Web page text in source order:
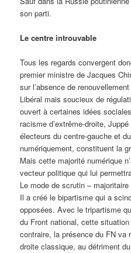
son parti.
Le centre introuvable
Tous les regards convergent
premier ministre de Jacques
sur l’absence de
Libéral mais soucieux de
ouvert à certaines idées
racisme d’extrême-droite,
électeurs du centre-gauche et
numériquement, constituent la
Mais cette majorité numérique
vecteur politique qui lui
Le mode de scrutin –
Il a créé le bipartisme qui a
opposées. Avec le tripartisme
du Front national, cette
contraire, la présence du FN va
droite classique, au détriment